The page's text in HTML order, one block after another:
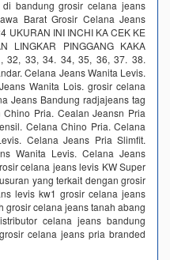
bandung grosir celana jeans
Barat Grosir Celana Jeans
UKURAN INI INCHI KA CEK KE
LINGKAR PINGGANG KAKA
32, 33, 34. 34, 35, 36, 37. 38.
Celana Jeans Wanita Levis.
Wanita Lois. grosir celana
Jeans Bandung radjajeans tag
Pria. Cealan Jeansn Pria
Celana Chino Pria. Celana
Celana Jeans Pria Slimfit.
Wanita Levis. Celana Jeans
celana jeans levis KW Super
yang terkait dengan grosir
levis kw1 grosir celana jeans
grosir celana jeans tanah abang
celana jeans bandung
celana jeans pria branded